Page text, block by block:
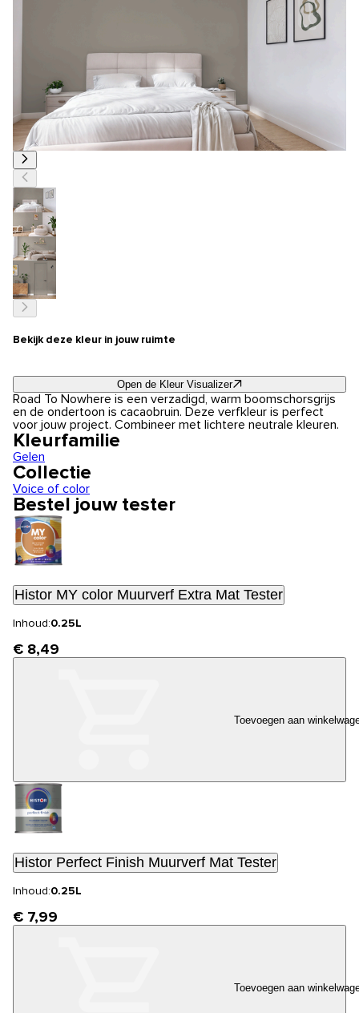
Bekijk deze kleur in jouw ruimte
Open de Kleur Visualizer
Road To Nowhere is een verzadigd, warm boomschorsgrijs
en de ondertoon is cacaobruin. Deze verfkleur is perfect
voor jouw project. Combineer met lichtere neutrale kleuren.
Kleurfamilie
Gelen
Collectie
Voice of color
Bestel jouw tester
Histor MY color Muurverf Extra Mat Tester
Inhoud:0.25L
€ 8,49
Toevoegen aan
Histor Perfect Finish Muurverf Mat Tester
Inhoud:0.25L
€ 7,99
Toevoegen aan